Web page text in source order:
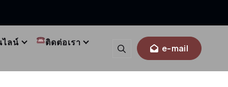
ไลน์
ติดต่อเรา
e-mail